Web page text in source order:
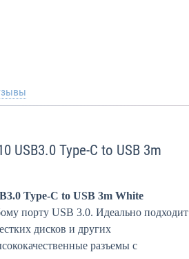
USB3.0 Type-C to USB 3m
Type-C to USB 3m White
порту USB 3.0. Идеально подходит
дисков и других
разъемы с